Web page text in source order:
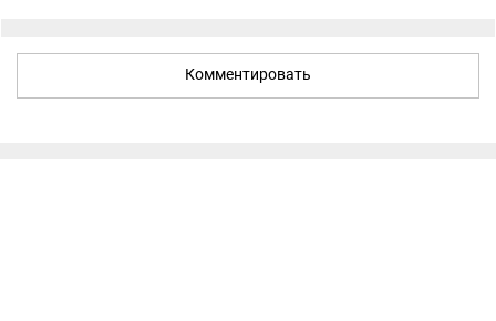
Комментировать